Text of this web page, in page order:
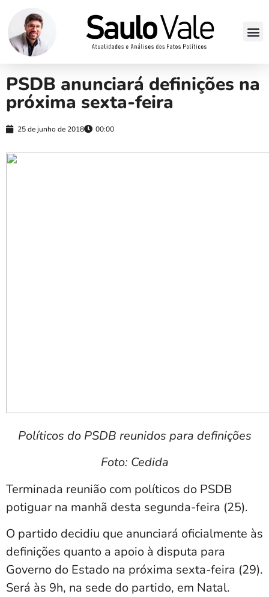
PSDB anunciará definições na
próxima sexta-feira
25 de junho de 2018 00:00
Políticos do PSDB reunidos para definições
Foto: Cedida
Terminada reunião com políticos do PSDB
potiguar na manhã desta segunda-feira (25).
O partido decidiu que anunciará oficialmente às
definições quanto a apoio à disputa para
Governo do Estado na próxima sexta-feira (29).
Será às 9h, na sede do partido, em Natal.